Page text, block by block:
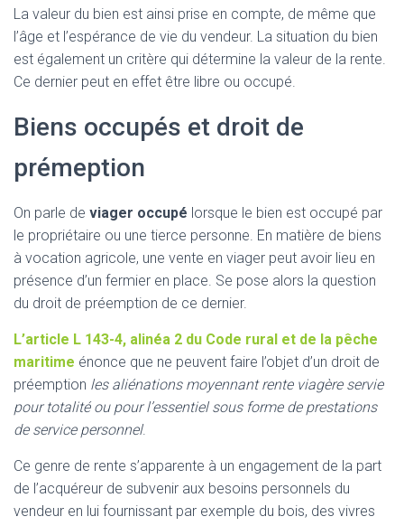
La valeur du bien est ainsi prise en compte, de même que
l’âge et l’espérance de vie du vendeur. La situation du bien
est également un critère qui détermine la valeur de la rente.
Ce dernier peut en effet être libre ou occupé.
Biens occupés et droit de
prémeption
On parle de viager occupé lorsque le bien est occupé par
le propriétaire ou une tierce personne. En matière de biens
à vocation agricole, une vente en viager peut avoir lieu en
présence d’un fermier en place. Se pose alors la question
du droit de préemption de ce dernier.
L’article L 143-4, alinéa 2 du Code rural et de la pêche
maritime énonce que ne peuvent faire l’objet d’un droit de
préemption les aliénations moyennant rente viagère servie
pour totalité ou pour l’essentiel sous forme de prestations
de service personnel.
Ce genre de rente s’apparente à un engagement de la part
de l’acquéreur de subvenir aux besoins personnels du
vendeur en lui fournissant par exemple du bois, des vivres